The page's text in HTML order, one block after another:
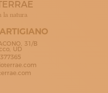
la natura
31/B
UD